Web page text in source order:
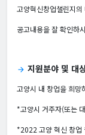
고양혁신창업챌린지
공고내용을 잘 확인하
arrow_forward 지원분야 및 대
고양시 내 창업을 희망
*고양시 거주자(또는
*2022 고양 혁신 창업